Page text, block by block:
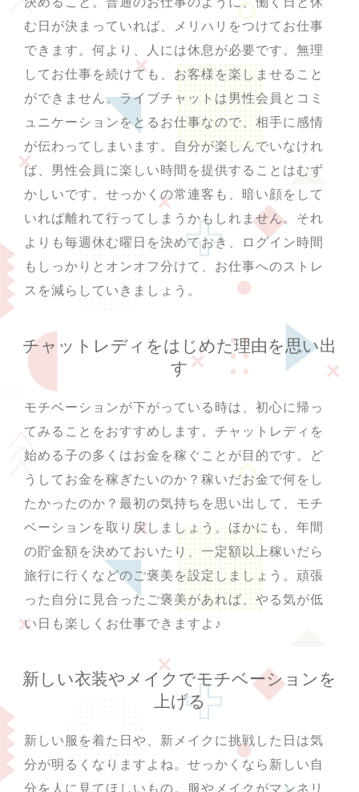
む日が決まっていれば、メリハリをつけてお仕事
できます。何より、人には休息が必要です。無理
してお仕事を続けても、お客様を楽しませること
ができません。ライブチャットは男性会員とコミ
ュニケーションをとるお仕事なので、相手に感情
が伝わってしまいます。自分が楽しんでいなけれ
ば、男性会員に楽しい時間を提供することはむず
かしいです。せっかくの常連客も、暗い顔をして
いれば離れて行ってしまうかもしれません。それ
よりも毎週休む曜日を決めておき、ログイン時間
もしっかりとオンオフ分けて、お仕事へのストレ
スを減らしていきましょう。
チャットレディをはじめた理由を思い出
す
モチベーションが下がっている時は、初心に帰っ
てみることをおすすめします。チャットレディを
始める子の多くはお金を稼ぐことが目的です。ど
うしてお金を稼ぎたいのか？稼いだお金で何をし
たかったのか？最初の気持ちを思い出して、モチ
ベーションを取り戻しましょう。ほかにも、年間
の貯金額を決めておいたり、一定額以上稼いだら
旅行に行くなどのご褒美を設定しましょう。頑張
った自分に見合ったご褒美があれば、やる気が低
い日も楽しくお仕事できますよ♪
新しい衣装やメイクでモチベーションを
上げる
新しい服を着た日や、新メイクに挑戦した日は気
分が明るくなりますよね。せっかくなら新しい自
分を人に見てほしいもの。服やメイクがマンネリ